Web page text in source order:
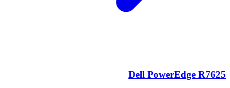
Dell PowerEdge R7625